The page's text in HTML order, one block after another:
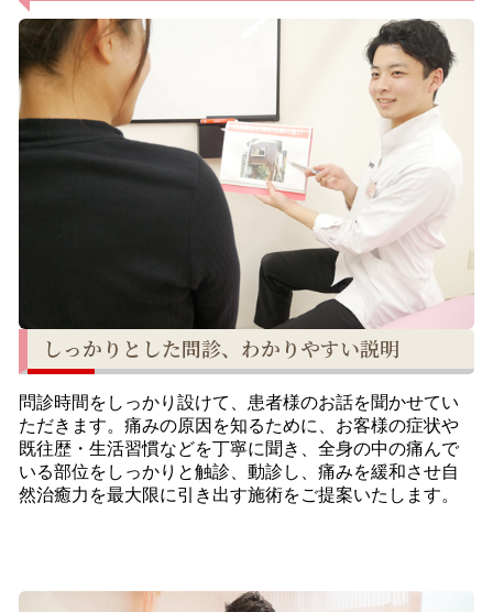
しっかりとした問診、わかりやすい説明
問診時間をしっかり設けて、患者様のお話を聞かせてい
ただきます。痛みの原因を知るために、お客様の症状や
既往歴・生活習慣などを丁寧に聞き、全身の中の痛んで
いる部位をしっかりと触診、動診し、痛みを緩和させ自
然治癒力を最大限に引き出す施術をご提案いたします。